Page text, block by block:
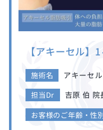
【アキーセル】
施術名
アキーセ
担当Dr
吉原 伯 院
お客様のご年齢・性